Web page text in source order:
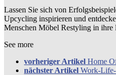
Lassen Sie sich von
Upcycling inspirieren und
Menschen Möbel Restyling in ihre
See more
vorheriger Artikel Home
nächster Artikel Work-